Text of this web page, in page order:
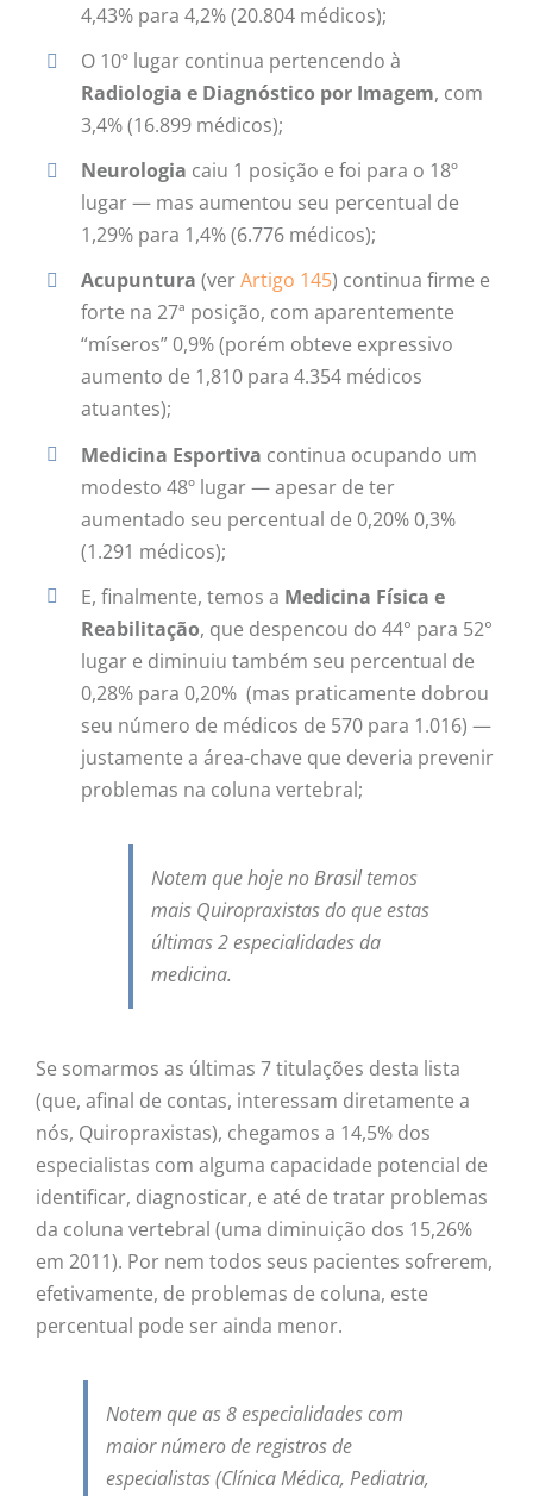
4,43% para 4,2% (20.804 médicos);
O 10º lugar continua pertencendo à
Radiologia e Diagnóstico por Imagem, com
3,4% (16.899 médicos);
Neurologia caiu 1 posição e foi para o 18º
lugar — mas aumentou seu percentual de
1,29% para 1,4% (6.776 médicos);
Acupuntura (verArtigo 145) continua firme e
forte na 27ª posição, com aparentemente
“míseros” 0,9% (porém obteve expressivo
aumento de 1,810 para 4.354 médicos
atuantes);
Medicina Esportiva continua ocupando um
modesto 48º lugar — apesar de ter
aumentado seu percentual de 0,20% 0,3%
(1.291 médicos);
E, finalmente, temos a Medicina Física e
Reabilitação, que despencou do 44° para 52°
lugar e diminuiu também seu percentual de
0,28% para 0,20% (mas praticamente dobrou
seu número de médicos de 570 para 1.016) —
justamente a área-chave que deveria prevenir
problemas na coluna vertebral;
Notem que hoje no Brasil temos
mais Quiropraxistas do que estas
últimas 2 especialidades da
medicina.
Se somarmos as últimas 7 titulações desta lista
(que, afinal de contas, interessam diretamente a
nós, Quiropraxistas), chegamos a 14,5% dos
especialistas com alguma capacidade potencial de
identificar, diagnosticar, e até de tratar problemas
da coluna vertebral (uma diminuição dos 15,26%
em 2011). Por nem todos seus pacientes sofrerem,
efetivamente, de problemas de coluna, este
percentual pode ser ainda menor.
Notem que as 8 especialidades com
maior número de registros de
especialistas (Clínica Médica, Pediatria,